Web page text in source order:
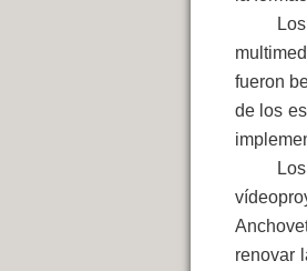
fueron
de los
renovar